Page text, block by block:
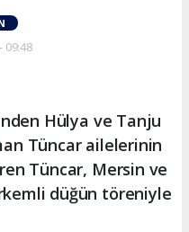
09:48
Hülya ve Tanju
Tüncar ailelerinin
Tüncar, Mersin ve
düğün töreniyle